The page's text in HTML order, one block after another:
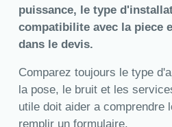
puissance, le type
compatibilite avec la piece
dans le devis.
Comparez toujours le type
la pose, le bruit et les
utile doit aider a comprendre
remplir un formulaire.